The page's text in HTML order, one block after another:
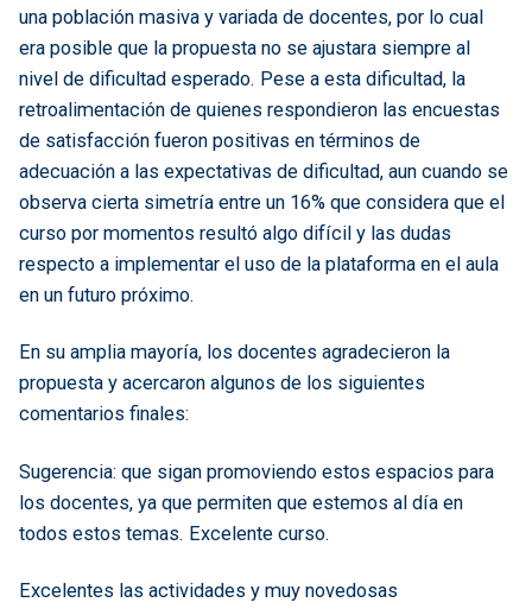
una población masiva y variada de docentes, por lo cual
era posible que la propuesta no se ajustara siempre al
nivel de dificultad esperado. Pese a esta dificultad, la
retroalimentación de quienes respondieron las encuestas
de satisfacción fueron positivas en términos de
adecuación a las expectativas de dificultad, aun cuando se
observa cierta simetría entre un 16% que considera que el
curso por momentos resultó algo difícil y las dudas
respecto a implementar el uso de la plataforma en el aula
en un futuro próximo.
En su amplia mayoría, los docentes agradecieron la
propuesta y acercaron algunos de los siguientes
comentarios finales:
Sugerencia: que sigan promoviendo estos espacios para
los docentes, ya que permiten que estemos al día en
todos estos temas. Excelente curso.
Excelentes las actividades y muy novedosas